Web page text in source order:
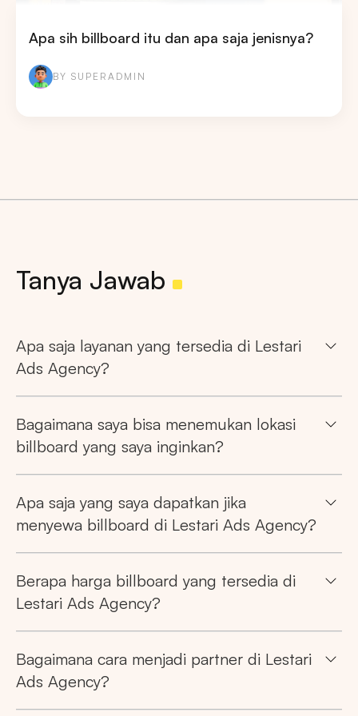
Apa sih billboard itu dan apa saja jenisnya?
BY SUPERADMIN
Pencarian
DKI JAKARTA BALI SUMATERA UTARA
Tanya Jawab
Apa saja layanan yang tersedia di Lestari
Ads Agency?
Bagaimana saya bisa menemukan lokasi
billboard yang saya inginkan?
Apa saja yang saya dapatkan jika
menyewa billboard di Lestari Ads Agency?
Berapa harga billboard yang tersedia di
Lestari Ads Agency?
Bagaimana cara menjadi partner di Lestari
Ads Agency?